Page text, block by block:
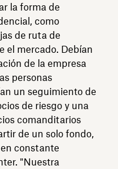
la forma de
como
de ruta de
el mercado. Debían
de la empresa
personas
un seguimiento de
de riesgo y una
comanditarios
de un solo fondo,
constante
"Nuestra